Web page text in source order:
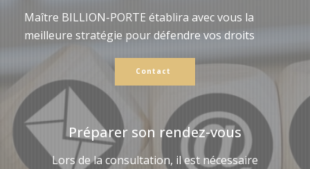
Maître BILLION-PORTE établira avec vous la
meilleure stratégie pour défendre vos droits
Contact
Préparer son rendez-vous
Lors de la consultation, il est nécessaire